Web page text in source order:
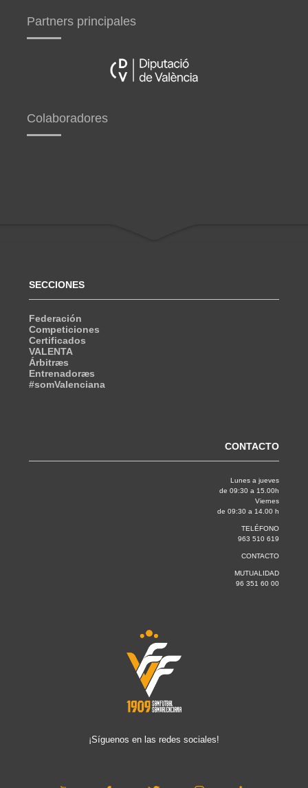
Partners principales
Colaboradores
SECCIONES
Federación
Competiciones
Certificados
VALENTA
Árbitræs
Entrenadoræs
#somValenciana
CONTACTO
Lunes a jueves
de 09:30 a 15.00h
Viernes
de 09:30 a 14.00 h
TELÉFONO
963 510 619
CONTACTO
MUTUALIDAD
96 351 60 00
¡Síguenos en las redes sociales!